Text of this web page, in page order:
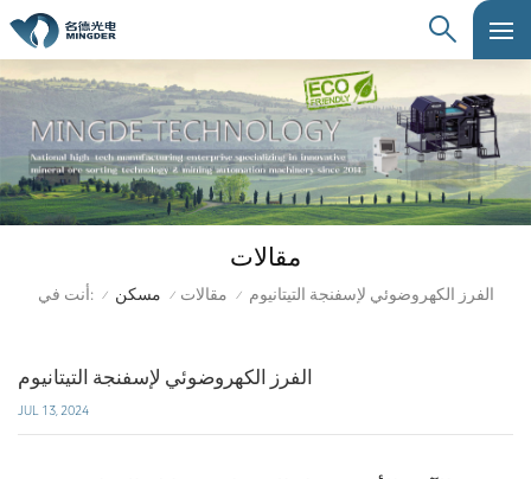
مقالات
أنت في: / مسكن / مقالات / الفرز الكهروضوئي لإسفنجة التيتانيوم
الفرز الكهروضوئي لإسفنجة التيتانيوم
JUL 13, 2024